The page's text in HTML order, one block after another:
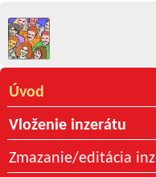
Úvod
Vloženie inzerátu
Zmazanie/editácia